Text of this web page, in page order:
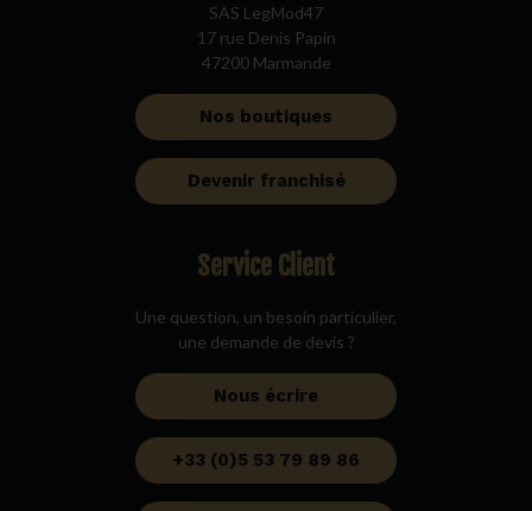
SAS LegMod47
17 rue Denis Papin
47200 Marmande
Nos boutiques
Devenir franchisé
Service Client
Une question, un besoin particulier,
une demande de devis ?
Nous écrire
+33 (0)5 53 79 89 86